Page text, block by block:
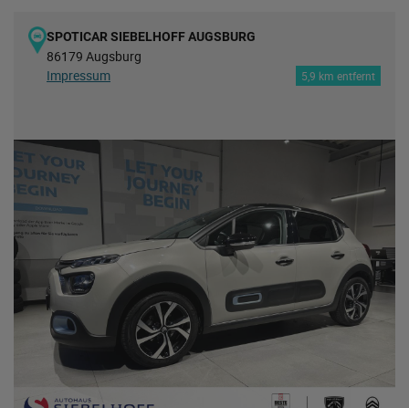
SPOTICAR SIEBELHOFF AUGSBURG
86179 Augsburg
Impressum
5,9 km entfernt